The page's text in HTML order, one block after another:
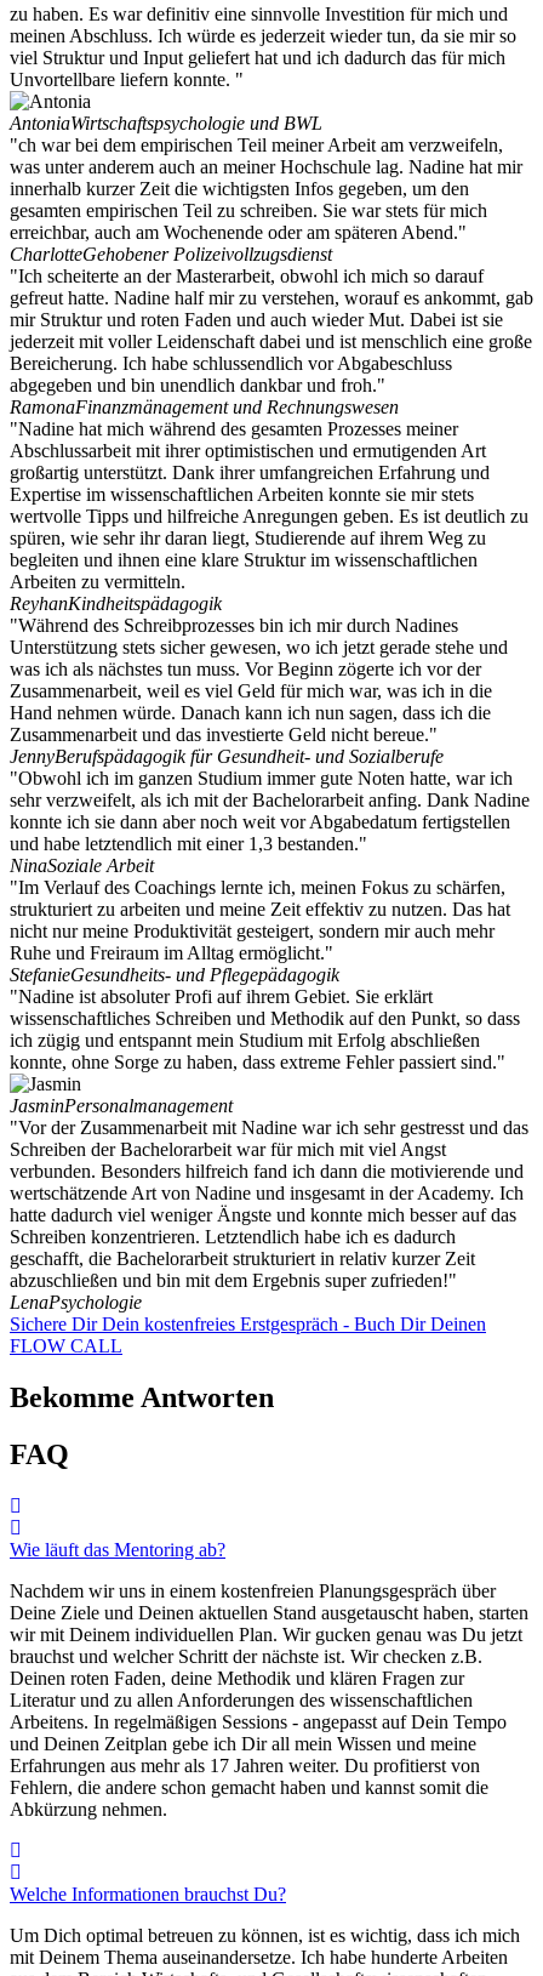
zu haben. Es war definitiv eine sinnvolle Investition für mich und
meinen Abschluss. Ich würde es jederzeit wieder tun, da sie mir so
viel Struktur und Input geliefert hat und ich dadurch das für mich
Unvortellbare liefern konnte. "
AntoniaWirtschaftspsychologie und BWL
"ch war bei dem empirischen Teil meiner Arbeit am verzweifeln,
was unter anderem auch an meiner Hochschule lag. Nadine hat mir
innerhalb kurzer Zeit die wichtigsten Infos gegeben, um den
gesamten empirischen Teil zu schreiben. Sie war stets für mich
erreichbar, auch am Wochenende oder am späteren Abend."
CharlotteGehobener Polizeivollzugsdienst
"Ich scheiterte an der Masterarbeit, obwohl ich mich so darauf
gefreut hatte. Nadine half mir zu verstehen, worauf es ankommt, gab
mir Struktur und roten Faden und auch wieder Mut. Dabei ist sie
jederzeit mit voller Leidenschaft dabei und ist menschlich eine große
Bereicherung. Ich habe schlussendlich vor Abgabeschluss
abgegeben und bin unendlich dankbar und froh."
RamonaFinanzmänagement und Rechnungswesen
"Nadine hat mich während des gesamten Prozesses meiner
Abschlussarbeit mit ihrer optimistischen und ermutigenden Art
großartig unterstützt. Dank ihrer umfangreichen Erfahrung und
Expertise im wissenschaftlichen Arbeiten konnte sie mir stets
wertvolle Tipps und hilfreiche Anregungen geben. Es ist deutlich zu
spüren, wie sehr ihr daran liegt, Studierende auf ihrem Weg zu
begleiten und ihnen eine klare Struktur im wissenschaftlichen
Arbeiten zu vermitteln.
ReyhanKindheitspädagogik
"Während des Schreibprozesses bin ich mir durch Nadines
Unterstützung stets sicher gewesen, wo ich jetzt gerade stehe und
was ich als nächstes tun muss. Vor Beginn zögerte ich vor der
Zusammenarbeit, weil es viel Geld für mich war, was ich in die
Hand nehmen würde. Danach kann ich nun sagen, dass ich die
Zusammenarbeit und das investierte Geld nicht bereue."
JennyBerufspädagogik für Gesundheit- und Sozialberufe
"Obwohl ich im ganzen Studium immer gute Noten hatte, war ich
sehr verzweifelt, als ich mit der Bachelorarbeit anfing. Dank Nadine
konnte ich sie dann aber noch weit vor Abgabedatum fertigstellen
und habe letztendlich mit einer 1,3 bestanden."
NinaSoziale Arbeit
"Im Verlauf des Coachings lernte ich, meinen Fokus zu schärfen,
strukturiert zu arbeiten und meine Zeit effektiv zu nutzen. Das hat
nicht nur meine Produktivität gesteigert, sondern mir auch mehr
Ruhe und Freiraum im Alltag ermöglicht."
StefanieGesundheits- und Pflegepädagogik
"Nadine ist absoluter Profi auf ihrem Gebiet. Sie erklärt
wissenschaftliches Schreiben und Methodik auf den Punkt, so dass
ich zügig und entspannt mein Studium mit Erfolg abschließen
konnte, ohne Sorge zu haben, dass extreme Fehler passiert sind."
JasminPersonalmanagement
"Vor der Zusammenarbeit mit Nadine war ich sehr gestresst und das
Schreiben der Bachelorarbeit war für mich mit viel Angst
verbunden. Besonders hilfreich fand ich dann die motivierende und
wertschätzende Art von Nadine und insgesamt in der Academy. Ich
hatte dadurch viel weniger Ängste und konnte mich besser auf das
Schreiben konzentrieren. Letztendlich habe ich es dadurch
geschafft, die Bachelorarbeit strukturiert in relativ kurzer Zeit
abzuschließen und bin mit dem Ergebnis super zufrieden!"
LenaPsychologie
Sichere Dir Dein kostenfreies Erstgespräch - Buch Dir Deinen
FLOW CALL
Bekomme Antworten
FAQ
Wie läuft das Mentoring ab?
Nachdem wir uns in einem kostenfreien Planungsgespräch über
Deine Ziele und Deinen aktuellen Stand ausgetauscht haben, starten
wir mit Deinem individuellen Plan. Wir gucken genau was Du jetzt
brauchst und welcher Schritt der nächste ist. Wir checken z.B.
Deinen roten Faden, deine Methodik und klären Fragen zur
Literatur und zu allen Anforderungen des wissenschaftlichen
Arbeitens. In regelmäßigen Sessions - angepasst auf Dein Tempo
und Deinen Zeitplan gebe ich Dir all mein Wissen und meine
Erfahrungen aus mehr als 17 Jahren weiter. Du profitierst von
Fehlern, die andere schon gemacht haben und kannst somit die
Abkürzung nehmen.
Welche Informationen brauchst Du?
Um Dich optimal betreuen zu können, ist es wichtig, dass ich mich
mit Deinem Thema auseinandersetze. Ich habe hunderte Arbeiten